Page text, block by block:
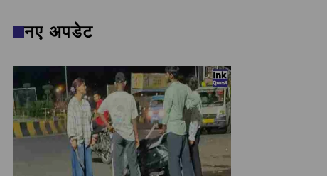
नए अपडेट